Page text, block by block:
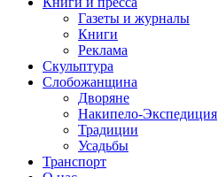
Газеты и журналы
Книги
Реклама
Скульптура
Слобожанщина
Дворяне
Накипело-Экспедиция
Традиции
Усадьбы
Транспорт